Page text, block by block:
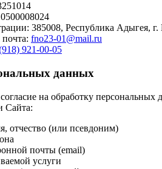
385008, Республика Адыгея,
fno23-01@mail.ru
921-00-05
данных
согласие на обработку
Сайта:
отчество (или псевдоним)
почты (email)
услуги